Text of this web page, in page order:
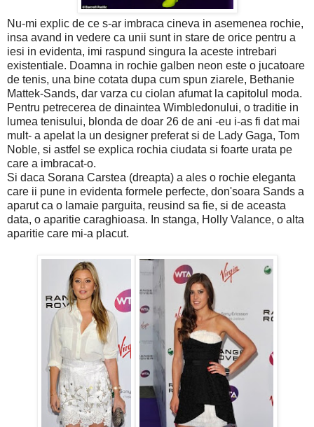
Nu-mi explic de ce s-ar imbraca cineva in asemenea rochie,
insa avand in vedere ca unii sunt in stare de orice pentru a
iesi in evidenta, imi raspund singura la aceste intrebari
existentiale. Doamna in rochie galben neon este o jucatoare
de tenis, una bine cotata dupa cum spun ziarele, Bethanie
Mattek-Sands, dar varza cu ciolan afumat la capitolul moda.
Pentru petrecerea de dinaintea Wimbledonului, o traditie in
lumea tenisului, blonda de doar 26 de ani -eu i-as fi dat mai
mult- a apelat la un designer preferat si de Lady Gaga, Tom
Noble, si astfel se explica rochia ciudata si foarte urata pe
care a imbracat-o.
Si daca Sorana Carstea (dreapta) a ales o rochie eleganta
care ii pune in evidenta formele perfecte, don'soara Sands a
aparut ca o lamaie parguita, reusind sa fie, si de aceasta
data, o aparitie caraghioasa. In stanga, Holly Valance, o alta
aparitie care mi-a placut.